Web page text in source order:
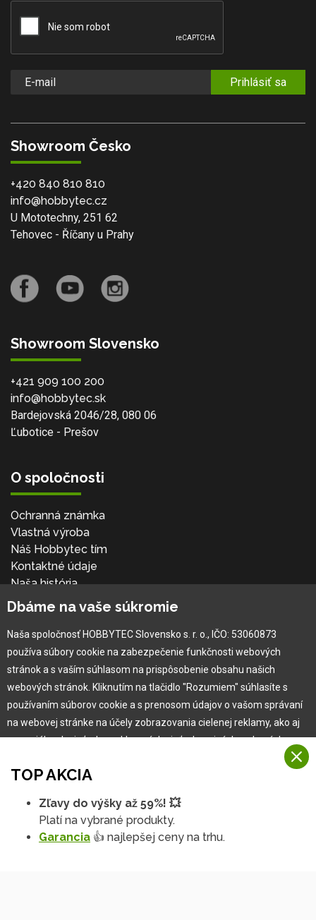
Prihlásiť sa
Showroom Česko
+420 840 810 810
info@hobbytec.cz
U Mototechny, 251 62
Tehovec - Říčany u Prahy
Showroom Slovensko
+421 909 100 200
info@hobbytec.sk
Bardejovská 2046/28, 080 06
Ľubotice - Prešov
O spoločnosti
Ochranná známka
Vlastná výroba
Náš Hobbytec tím
Kontaktné údaje
Naša história
Kariéra
Pre zákazníka
Garancia najlepšej ceny
Užívateľský manuál
Obchodné podmienky
Zákazník & partner
Novinky
TOP AKCIA
Zľavy do výšky až 59%! 💥
Platí na vybrané produkty.
Garancia 👍 najlepšej ceny na trhu.
Dbáme na vaše súkromie
Naša spoločnosť HOBBYTEC Slovensko s. r. o., IČO: 53060873
používa súbory cookie na zabezpečenie funkčnosti webových
stránok a s vaším súhlasom na prispôsobenie obsahu našich
webových stránok. Kliknutím na tlačidlo "Rozumiem" súhlasíte s
používaním súborov cookie a s prenosom údajov o vašom správaní
na webovej stránke na účely zobrazovania cielenej reklamy, ako aj
na sociálnych sieťach a reklamných sieťach na iných webových
Viac informácií
Na našich webových stránkach používame niekoľko kategórií
Rozumiem